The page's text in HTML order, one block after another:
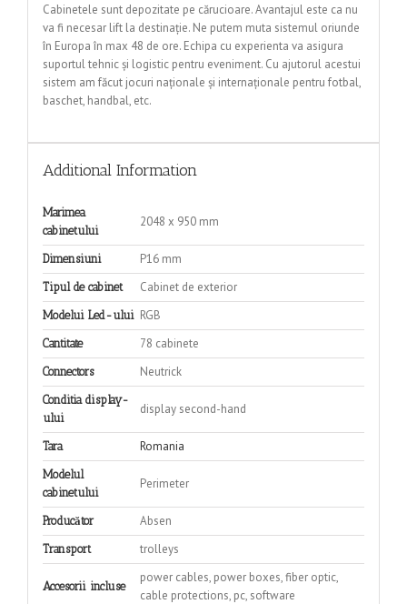
Cabinetele sunt depozitate pe cărucioare. Avantajul este ca nu
va fi necesar lift la destinație. Ne putem muta sistemul oriunde
în Europa în max 48 de ore. Echipa cu experienta va asigura
suportul tehnic și logistic pentru eveniment.Cu ajutorul acestui
sistem am făcut jocuri naționale și internaționale pentru fotbal,
baschet, handbal, etc.
Additional Information
Marimea
cabinetului
2048 x 950 mm
Dimensiuni P16 mm
Tipul de cabinet Cabinet de exterior
Modelui Led-ului RGB
Cantitate 78 cabinete
Connectors Neutrick
Conditia display-
ului
display second-hand
Tara Romania
Modelul
cabinetului
Perimeter
Producător Absen
Transport trolleys
Accesorii incluse
power cables, power boxes, fiber optic,
cable protections, pc, software